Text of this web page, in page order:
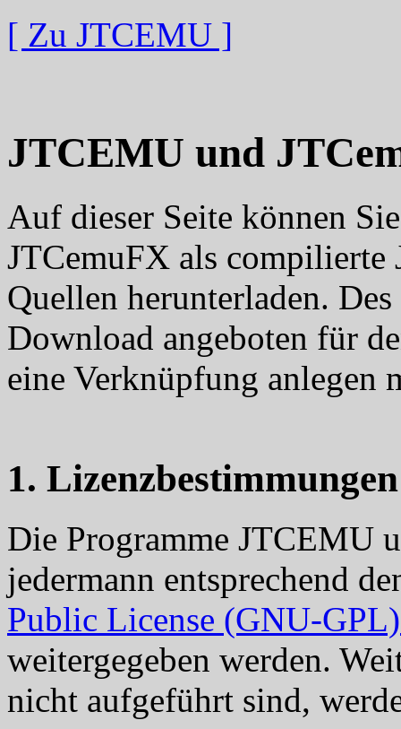
[ Zu JTCEMU ]
JTCEMU und
Auf dieser Seite können
JTCemuFX als compilierte
Quellen herunterladen.
Download angeboten für
eine Verknüpfung anlegen
1.
Die Programme JTCEMU
jedermann entsprechend
Public License (GNU-
weitergegeben werden.
nicht aufgeführt sind,